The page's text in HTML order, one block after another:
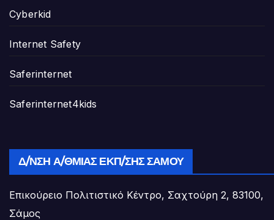
Cyberkid
Internet Safety
Saferinternet
Saferinternet4kids
Δ/ΝΣΗ Α/ΘΜΙΑΣ ΕΚΠ/ΣΗΣ ΣΆΜΟΥ
Επικούρειο Πολιτιστικό Κέντρο, Σαχτούρη 2, 83100,
Σάμος